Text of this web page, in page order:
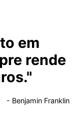
em
rende
- Benjamin Franklin